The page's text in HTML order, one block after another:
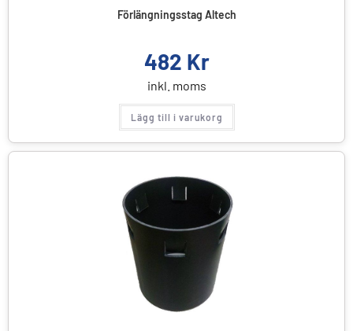
Förlängningsstag Altech
482 Kr
inkl. moms
Lägg till i varukorg